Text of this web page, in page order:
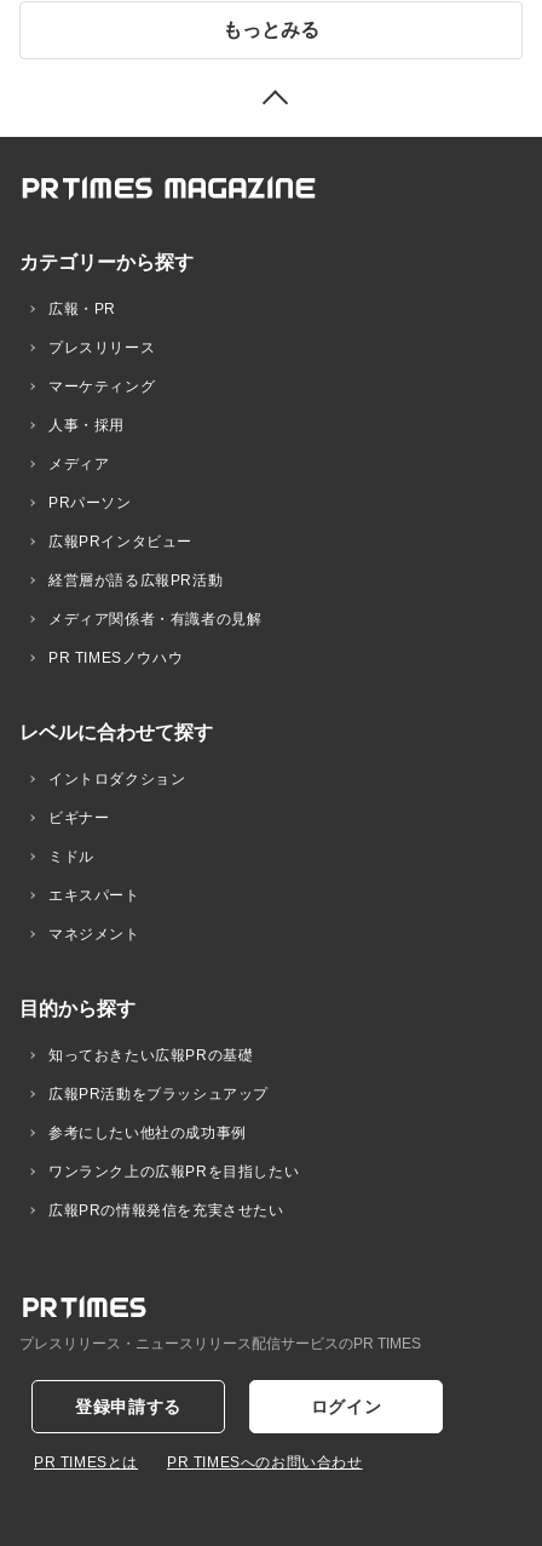
もっとみる
カテゴリーから探す
広報・PR
プレスリリース
マーケティング
人事・採用
メディア
PRパーソン
広報PRインタビュー
経営層が語る広報PR活動
メディア関係者・有識者の見解
PR TIMESノウハウ
レベルに合わせて探す
イントロダクション
ビギナー
ミドル
エキスパート
マネジメント
目的から探す
知っておきたい広報PRの基礎
広報PR活動をブラッシュアップ
参考にしたい他社の成功事例
ワンランク上の広報PRを目指したい
広報PRの情報発信を充実させたい
プレスリリース・ニュースリリース配信サービスのPR TIMES
登録申請する ログイン
PR TIMESとは PR TIMESへのお問い合わせ